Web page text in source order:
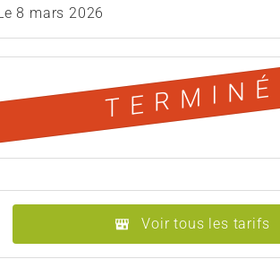
8 mars 2026
TERMINÉ
Voir tous les tarifs